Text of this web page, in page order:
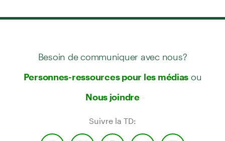
Besoin de communiquer avec nous?
Personnes-ressources pour les médias ou
Nous joindre
Suivre la TD: